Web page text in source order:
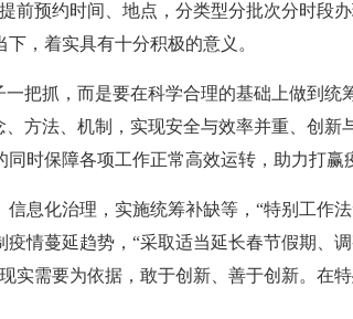
前预约时间、地点，分类型分批次分时
，着实具有十分积极的意义。
抓，而是要在科学合理的基础上做到统
方法、机制，实现安全与效率并重、创
时保障各项工作正常高效运转，助力打赢
化治理，实施统筹补缺等，“特别工作法
情蔓延趋势，“采取适当延长春节假期、
实需要为依据，敢于创新、善于创新。在